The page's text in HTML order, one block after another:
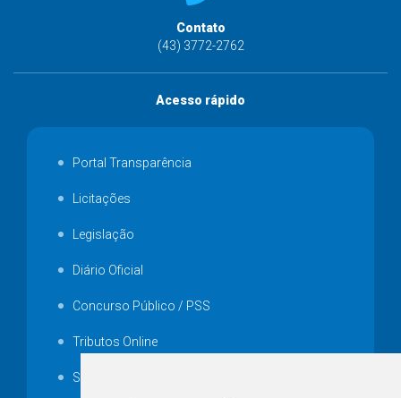
Contato
(43) 3772-2762
Acesso rápido
Portal Transparência
Licitações
Legislação
Diário Oficial
Concurso Público / PSS
Tributos Online
Serviços ISS-E